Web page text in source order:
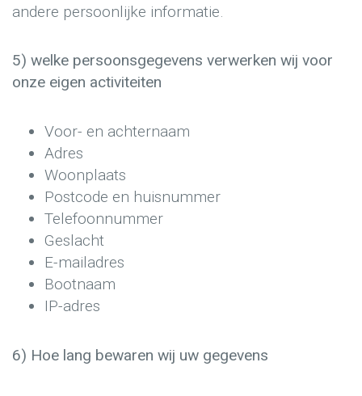
andere persoonlijke informatie.
5) welke persoonsgegevens verwerken wij voor
onze eigen activiteiten
Voor- en achternaam
Adres
Woonplaats
Postcode en huisnummer
Telefoonnummer
Geslacht
E-mailadres
Bootnaam
IP-adres
6) Hoe lang bewaren wij uw gegevens